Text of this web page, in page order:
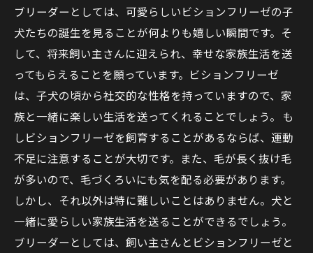
ブリーダーとしては、可愛らしいビションフリーゼの子
犬たちの誕生を見ることが何よりも嬉しい瞬間です。そ
して、将来飼い主さんに迎えられ、幸せな家族生活を送
ってもらえることを願っています。ビションフリーゼ
は、子犬の頃から社交的な性格を持っていますので、家
族と一緒に楽しい生活を送ってくれることでしょう。 も
しビションフリーゼを飼育することがあるならば、運動
不足に注意することが大切です。また、毛が長く抜け毛
が多いので、毛づくろいにも気を配る必要があります。
しかし、それ以外は特に難しいことはありません。犬と
一緒に愛らしい家族生活を送ることができるでしょう。
ブリーダーとしては、飼い主さんとビションフリーゼと